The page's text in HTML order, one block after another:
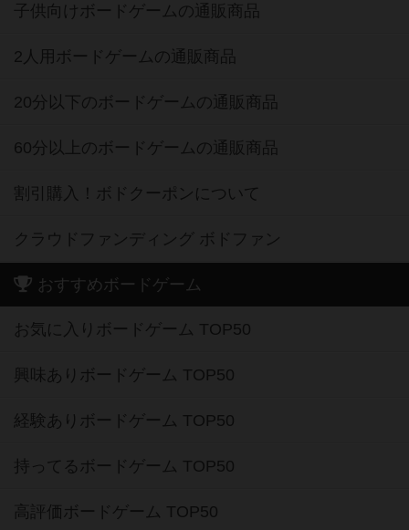
子供向けボードゲームの通販商品
2人用ボードゲームの通販商品
20分以下のボードゲームの通販商品
60分以上のボードゲームの通販商品
割引購入！ボドクーポンについて
クラウドファンディング ボドファン
おすすめボードゲーム
お気に入りボードゲーム TOP50
興味ありボードゲーム TOP50
経験ありボードゲーム TOP50
持ってるボードゲーム TOP50
高評価ボードゲーム TOP50